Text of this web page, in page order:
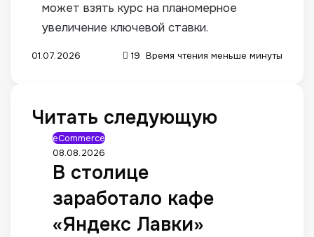
может взять курс на планомерное
увеличение ключевой ставки.
01.07.2026 19 Время чтения меньше минуты
Читать следующую
eCommerce
08.08.2026
В столице
заработало кафе
«Яндекс Лавки»